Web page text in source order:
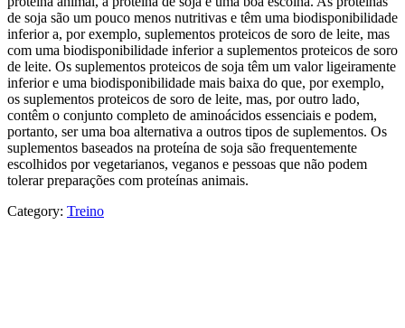
de soja são um pouco menos nutritivas e têm uma biodisponibilidade
inferior a, por exemplo, suplementos proteicos de soro de leite, mas
com uma biodisponibilidade inferior a suplementos proteicos de soro
de leite. Os suplementos proteicos de soja têm um valor ligeiramente
inferior e uma biodisponibilidade mais baixa do que, por exemplo,
os suplementos proteicos de soro de leite, mas, por outro lado,
contêm o conjunto completo de aminoácidos essenciais e podem,
portanto, ser uma boa alternativa a outros tipos de suplementos. Os
suplementos baseados na proteína de soja são frequentemente
escolhidos por vegetarianos, veganos e pessoas que não podem
tolerar preparações com proteínas animais.
Category: Treino